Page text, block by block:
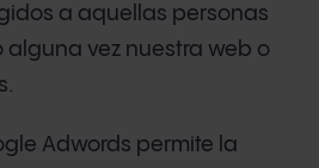
a aquellas personas
vez nuestra web o
Adwords permite la